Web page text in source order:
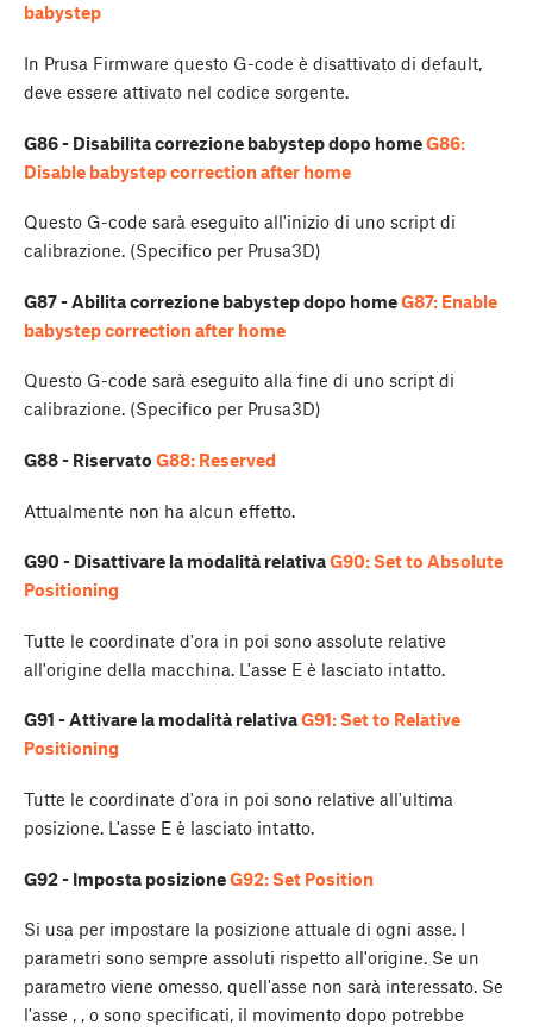
babystep
In Prusa Firmware questo G-code è disattivato di default,
deve essere attivato nel codice sorgente.
G86 - Disabilita correzione babystep dopo homeG86:
Disable babystep correction after home
Questo G-code sarà eseguito all'inizio di uno script di
calibrazione. (Specifico per Prusa3D)
G87 - Abilita correzione babystep dopo homeG87: Enable
babystep correction after home
Questo G-code sarà eseguito alla fine di uno script di
calibrazione. (Specifico per Prusa3D)
G88 - Riservato G88: Reserved
Attualmente non ha alcun effetto.
G90 - Disattivare la modalità relativaG90: Set to Absolute
Positioning
Tutte le coordinate d'ora in poi sono assolute relative
all'origine della macchina. L'asse E è lasciato intatto.
G91 - Attivare la modalità relativaG91: Set to Relative
Positioning
Tutte le coordinate d'ora in poi sono relative all'ultima
posizione. L'asse E è lasciato intatto.
G92 - Imposta posizioneG92: Set Position
Si usa per impostare la posizione attuale di ogni asse. I
parametri sono sempre assoluti rispetto all'origine. Se un
parametro viene omesso, quell'asse non sarà interessato. Se
l'asse , , o sono specificati, il movimento dopo potrebbe